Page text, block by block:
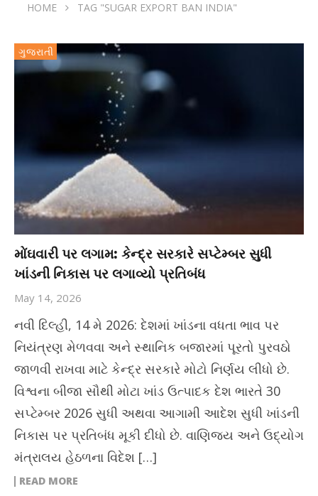
HOME TAG "SUGAR EXPORT BAN INDIA"
ગુજરાતી
મોંઘવારી પર લગામ: કેન્દ્ર સરકારે સપ્ટેમ્બર સુધી
ખાંડની નિકાસ પર લગાવ્યો પ્રતિબંધ
May 14, 2026
નવી દિલ્હી, 14 મે 2026: દેશમાં ખાંડના વધતા ભાવ પર
નિયંત્રણ મેળવવા અને સ્થાનિક બજારમાં પૂરતો પુરવઠો
જાળવી રાખવા માટે કેન્દ્ર સરકારે મોટો નિર્ણય લીધો છે.
વિશ્વના બીજા સૌથી મોટા ખાંડ ઉત્પાદક દેશ ભારતે 30
સપ્ટેમ્બર 2026 સુધી અથવા આગામી આદેશ સુધી ખાંડની
નિકાસ પર પ્રતિબંધ મૂકી દીધો છે. વાણિજ્ય અને ઉદ્યોગ
મંત્રાલય હેઠળના વિદેશ […]
READ MORE